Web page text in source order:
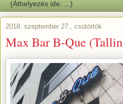
2018. szeptember 27., csütörtök
Max Bar B-Que